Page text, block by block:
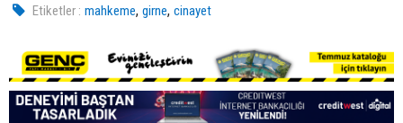
Etiketler : mahkeme,girne,cinayet